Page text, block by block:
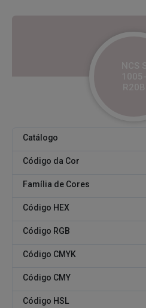
Catálogo
Código da Cor
Família de Cores
Código HEX
Código RGB
Código CMYK
Código CMY
Código HSL